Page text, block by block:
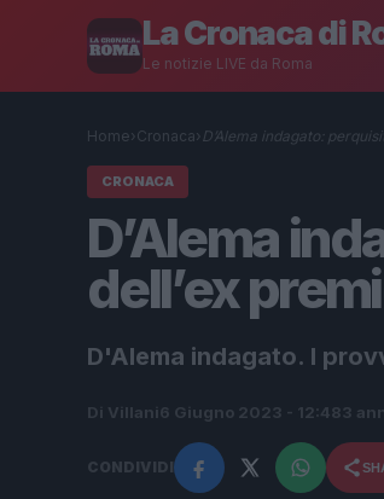
La Cronaca di
Le notizie LIVE da Roma
Home› Cronaca› D’Alema indagato:
CRONACA
D’Alema
dell’ex
D'Alema indagato. I
Di Villani6 Giugno 2023 - 12:483
CONDIVIDI